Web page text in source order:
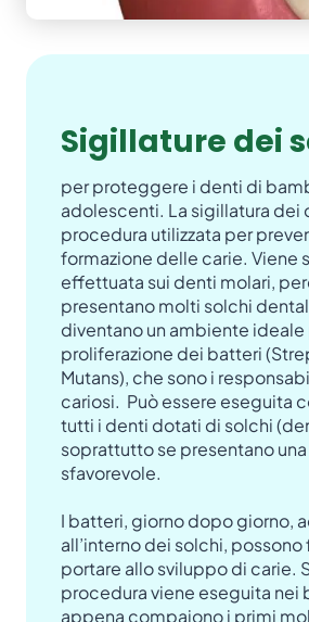
Sigillature dei
per proteggere i denti di
adolescenti. La sigillatura dei
procedura utilizzata per
formazione delle carie. Viene
effettuata sui denti molari,
presentano molti solchi
diventano un ambiente ideale
proliferazione dei batteri
Mutans), che sono i
cariosi. Può essere eseguita
tutti i denti dotati di solchi
soprattutto se presentano
sfavorevole.
I batteri, giorno dopo giorno,
all’interno dei solchi,
portare allo sviluppo di carie.
procedura viene eseguita nei
appena compaiono i primi